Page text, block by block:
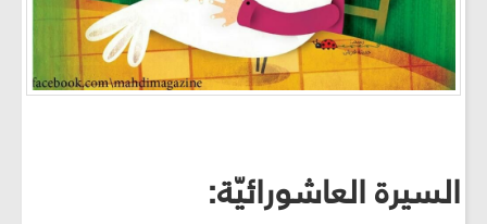
السيرة العاشورائيّة: